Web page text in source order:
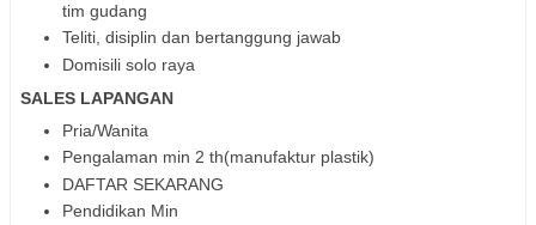
tim gudang
Teliti, disiplin dan bertanggung jawab
Domisili solo raya
SALES LAPANGAN
Pria/Wanita
Pengalaman min 2 th(manufaktur plastik)
DAFTAR SEKARANG
Pendidikan Min